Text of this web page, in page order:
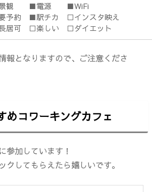
観 ■電源 ■WiFi
約 ■駅チカ □インスタ映え
可 □楽しい □ダイエット
報となりますので、ご注意くださ
めコワーキングカフェ
参加しています！
クしてもらえたら嬉しいです。